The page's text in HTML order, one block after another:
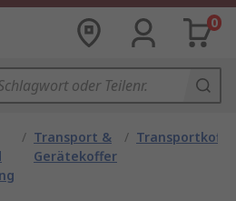
0
/ Transport &
Gerätekoffer
/